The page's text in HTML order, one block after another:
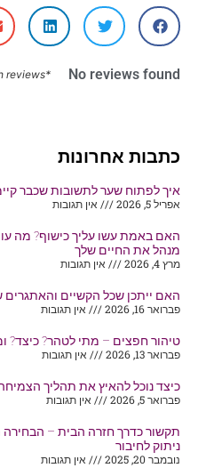
כתבות אחרונות
איך לפתוח שער לתשובות שכבר
אפריל 5, 2026
אין תגובות
האם באמת עשו עליך כישוף? מה
מנהל את החיים שלך
מרץ 4, 2026
אין תגובות
האם ייתכן שכל הקשיים
פברואר 16, 2026
אין תגובות
טיהור חפצים – מתי לטהר? כיצד?
פברואר 13, 2026
אין תגובות
כיצד נוכל להאיץ את תהליך
פברואר 5, 2026
אין תגובות
תקשור כדרך חזרה הבית – הבחירה
ניתוק לחיבור
נובמבר 20, 2025
אין תגובות
No reviews found
*Guests cannot publish reviews